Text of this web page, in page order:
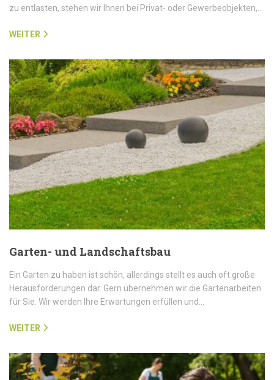
zu entlasten, stehen wir Ihnen bei Privat- oder Gewerbeobjekten,…
WEITER
Garten- und Landschaftsbau
Ein Garten zu haben ist schön, allerdings stellt es auch oft große
Herausforderungen dar. Gern übernehmen wir die Gartenarbeiten
für Sie. Wir werden Ihre Erwartungen erfüllen und…
WEITER